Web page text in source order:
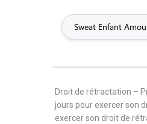
Sweat Enfant
Droit de rétractation –
jours pour exercer son
exercer son droit de